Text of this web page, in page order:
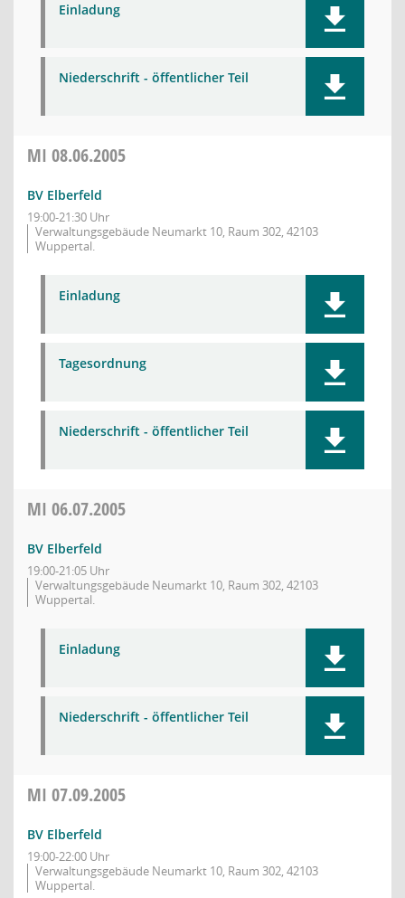
Einladung
Niederschrift - öffentlicher Teil
MI 08.06.2005
BV Elberfeld
19:00-21:30 Uhr
Verwaltungsgebäude Neumarkt 10, Raum 302, 42103
Wuppertal.
Einladung
Tagesordnung
Niederschrift - öffentlicher Teil
MI 06.07.2005
BV Elberfeld
19:00-21:05 Uhr
Verwaltungsgebäude Neumarkt 10, Raum 302, 42103
Wuppertal.
Einladung
Niederschrift - öffentlicher Teil
MI 07.09.2005
BV Elberfeld
19:00-22:00 Uhr
Verwaltungsgebäude Neumarkt 10, Raum 302, 42103
Wuppertal.